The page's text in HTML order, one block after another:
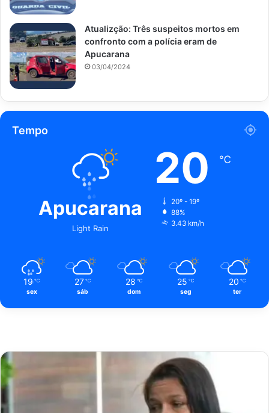
Atualizção: Três suspeitos mortos em
confronto com a polícia eram de
Apucarana
03/04/2024
Tempo
Apucarana
Light Rain
20 ℃
20º - 19º
88%
3.43 km/h
19 ℃
sex
27 ℃
sáb
28 ℃
dom
25 ℃
seg
20 ℃
ter